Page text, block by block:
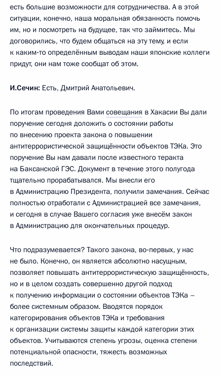
есть большие возможности для сотрудничества. А в этой
ситуации, конечно, наша моральная обязанность помочь
им, но и посмотреть на будущее, так что займитесь. Мы
договорились, что будем общаться на эту тему, и если
к каким‑то определённым выводам наши японские коллеги
придут, они нам тоже сообщат об этом.
И.Сечин: Есть, Дмитрий Анатольевич.
По итогам проведения Вами совещания в Хакасии Вы дали
поручение сегодня доложить о состоянии работы
по внесению проекта закона о повышении
антитеррористической защищённости объектов ТЭКа. Это
поручение Вы нам давали после известного теракта
на Баксанской ГЭС. Документ в течение этого полугода
тщательно прорабатывался. Мы внесли его
в Администрацию Президента, получили замечания. Сейчас
полностью отработали с Администрацией все замечания,
и сегодня в случае Вашего согласия уже внесём закон
в Администрацию для окончательных процедур.
Что подразумевается? Такого закона, во‑первых, у нас
не было. Конечно, он является абсолютно насущным,
позволяет повышать антитеррористическую защищённость,
но и в целом создать совершенно другой подход
к получению информации о состоянии объектов ТЭКа –
более системным образом. Вводятся порядок
категорирования объектов ТЭКа и требования
к организации системы защиты каждой категории этих
объектов. Учитываются степень угрозы, оценка степени
потенциальной опасности, тяжесть возможных
последствий.